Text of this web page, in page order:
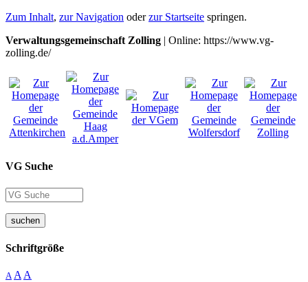
Zum Inhalt, zur Navigation oderzur Startseite springen.
Verwaltungsgemeinschaft Zolling | Online: https://www.vg-
zolling.de/
VG Suche
suchen
Schriftgröße
A A A